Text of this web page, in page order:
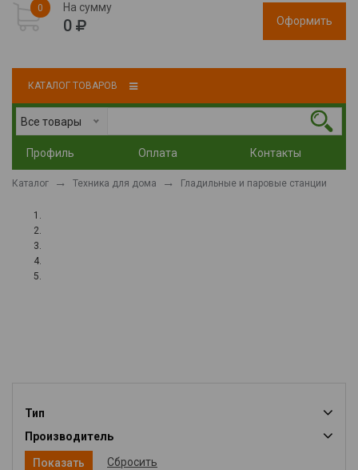
0 На сумму
0 Оформить
КАТАЛОГ ТОВАРОВ
Все товары
Профиль Оплата Контакты
Каталог Техника для дома Гладильные и паровые станции
Тип
Производитель
Сбросить